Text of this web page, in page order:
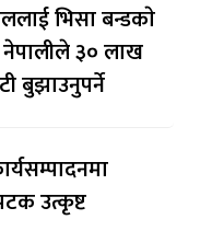
भिसा बन्डकाे
नेपालीले ३० लाख
बुझाउनुपर्ने
उत्कृष्ट